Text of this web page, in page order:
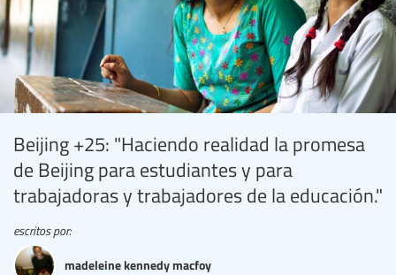
Beijing +25: "Haciendo realidad la promesa
de Beijing para estudiantes y para
trabajadoras y trabajadores de la educación."
escritos por:
madeleine kennedy macfoy